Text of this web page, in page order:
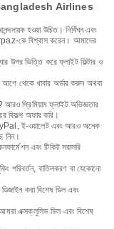
Bangladesh Airlines
হওয়া উচিত। নির্বিঘ্ন এবং
কে বিশ্বাস করেন। আমাদের
উপর ভিত্তি করে ফ্লাইট ফিল্টার ও
থেকে খাবার অর্ডার করুন অথবা
প্রিমিয়াম ফ্লাইট অভিজ্ঞতার
বিকল্প অফার করি।
PayPal, ই-ওয়ালেট এবং আরও অনেক
নিন।
এবং টিকিট সরাসরি
পরিবর্তন, বাতিলকরণ বা যেকোনো
করা বিশেষ ডিল এবং
এক্সক্লুসিভ ডিল এবং বিশেষ